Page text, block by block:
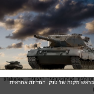
בראש מקנה של טנק: המדינה אחראית
עו"ד רונן לפיד [אילוסטרציה חיצונית: Blakeley,